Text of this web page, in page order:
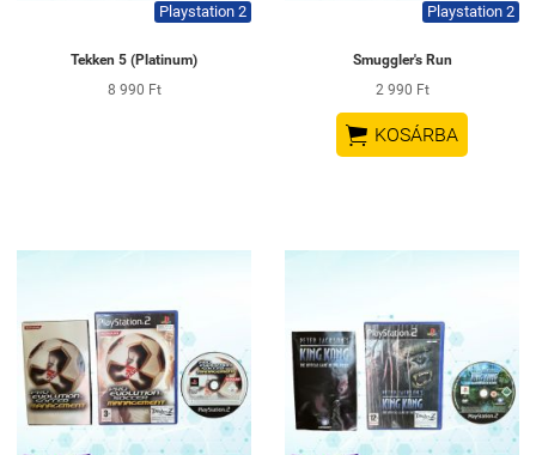
Playstation 2
Tekken 5 (Platinum)
8 990 Ft
Playstation 2
Smuggler's Run
2 990 Ft
 KOSÁRBA